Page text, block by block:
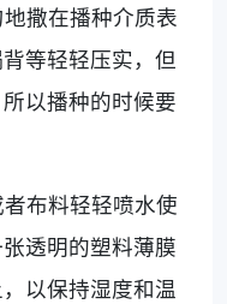
撒在播种介质表
等轻轻压实，但
以播种的时候要
布料轻轻喷水使
透明的塑料薄膜
以保持湿度和温